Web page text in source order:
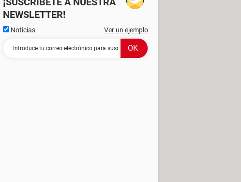
NEWSLETTER!
Noticias Ver un ejemplo